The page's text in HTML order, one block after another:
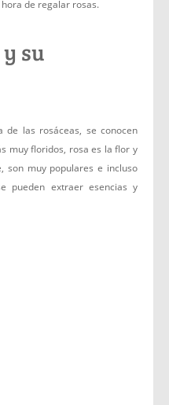
de regalar rosas.
su
de las rosáceas, se conocen
muy floridos, rosa es la flor y
son muy populares e incluso
pueden extraer esencias y